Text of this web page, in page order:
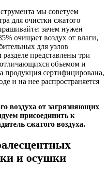
мы советуем
для очистки сжатого
зачем нужен
очищает воздух от влаги,
для узлов
представлены три
объемом и
продукция сертифицирована,
и на нее распространяется
воздуха от загрязняющих
присоединить к
сжатого воздуха.
и осушки